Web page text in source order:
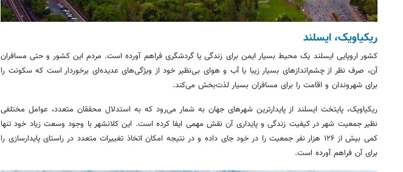
ریکیاویک، ایسلند
کشور اروپایی ایسلند یک محیط بسیار ایمن برای زندگی یا گردشگری فراهم آورده است. مردم این کشور و حتی مسافران
آن، صرف نظر از چشم‌اندازهای بسیار زیبا یا آب و هوای بی‌نظیر خود از ویژگی‌های عدیده‌ای برخوردار است که سکونت را
برای شهروندان و اقامت را برای مسافران بسیار لذت‌بخش می‌کند.
ریکیاویک، پایتخت ایسلند از پایدارترین شهرهای جهان به شمار می‌رود که به استدلال محققان متعدد، عوامل مختلفی
نظیر جمعیت شهر در کیفیت زندگی و پایداری آن نقش مهمی ایفا کرده است. این کلانشهر با وجود وسعت زیاد خود تنها
کمی بیش از ۱۲۶ هزار نفر جمعیت را در خود جای داده و در نتیجه امکان اتخاذ تغییرات متعدد در راستای پایدارسازی را
برای آن فراهم آورده است.